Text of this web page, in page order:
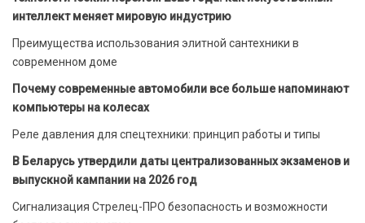
интеллект меняет мировую индустрию
Преимущества использования элитной сантехники в
современном доме
Почему современные автомобили все больше напоминают
компьютеры на колесах
Реле давления для спецтехники: принцип работы и типы
В Беларусь утвердили даты централизованных экзаменов и
выпускной кампании на 2026 год
Сигнализация Стрелец-ПРО безопасность и возможности